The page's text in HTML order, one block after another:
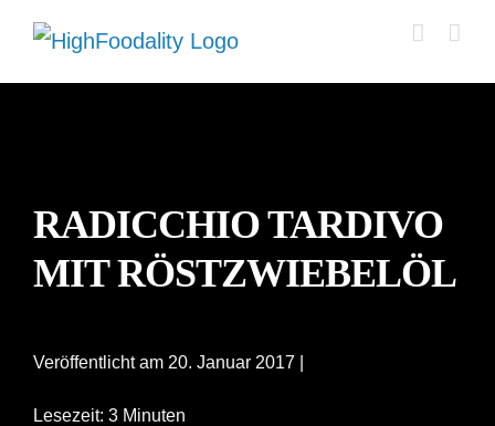
Zum
Inhalt
RADICCHIO TARDIVO
MIT RÖSTZWIEBELÖL
Veröffentlicht am 20. Januar 2017 |
Lesezeit: 3 Minuten